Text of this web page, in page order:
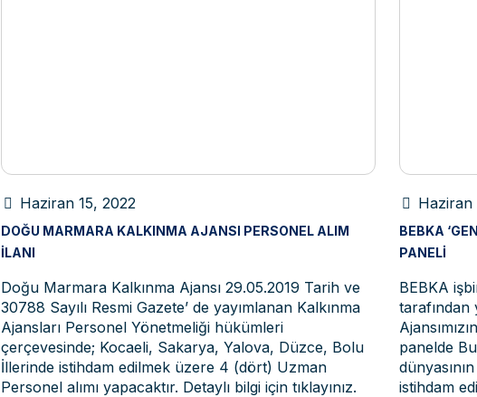
Haziran 15, 2022
DOĞU MARMARA KALKINMA AJANSI PERSONEL ALIM
İLANI
Doğu Marmara Kalkınma Ajansı 29.05.2019 Tarih ve
30788 Sayılı Resmi Gazete’ de yayımlanan Kalkınma
Ajansları Personel Yönetmeliği hükümleri
çerçevesinde; Kocaeli, Sakarya, Yalova, Düzce, Bolu
İllerinde istihdam edilmek üzere 4 (dört) Uzman
Personel alımı yapacaktır. Detaylı bilgi için tıklayınız.
Haziran
BEBKA
PANELI
BEBKA
tarafından
panelde
istihdam